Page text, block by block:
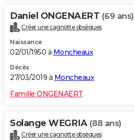
Daniel ONGENAERT (69 ans)
Créer une cagnotte obsèques
Naissance
02/01/1950 à Moncheaux
Décès
27/03/2019 à Moncheaux
Famille ONGENAERT
Solange WEGRIA (88 ans)
Créer une cagnotte obsèques